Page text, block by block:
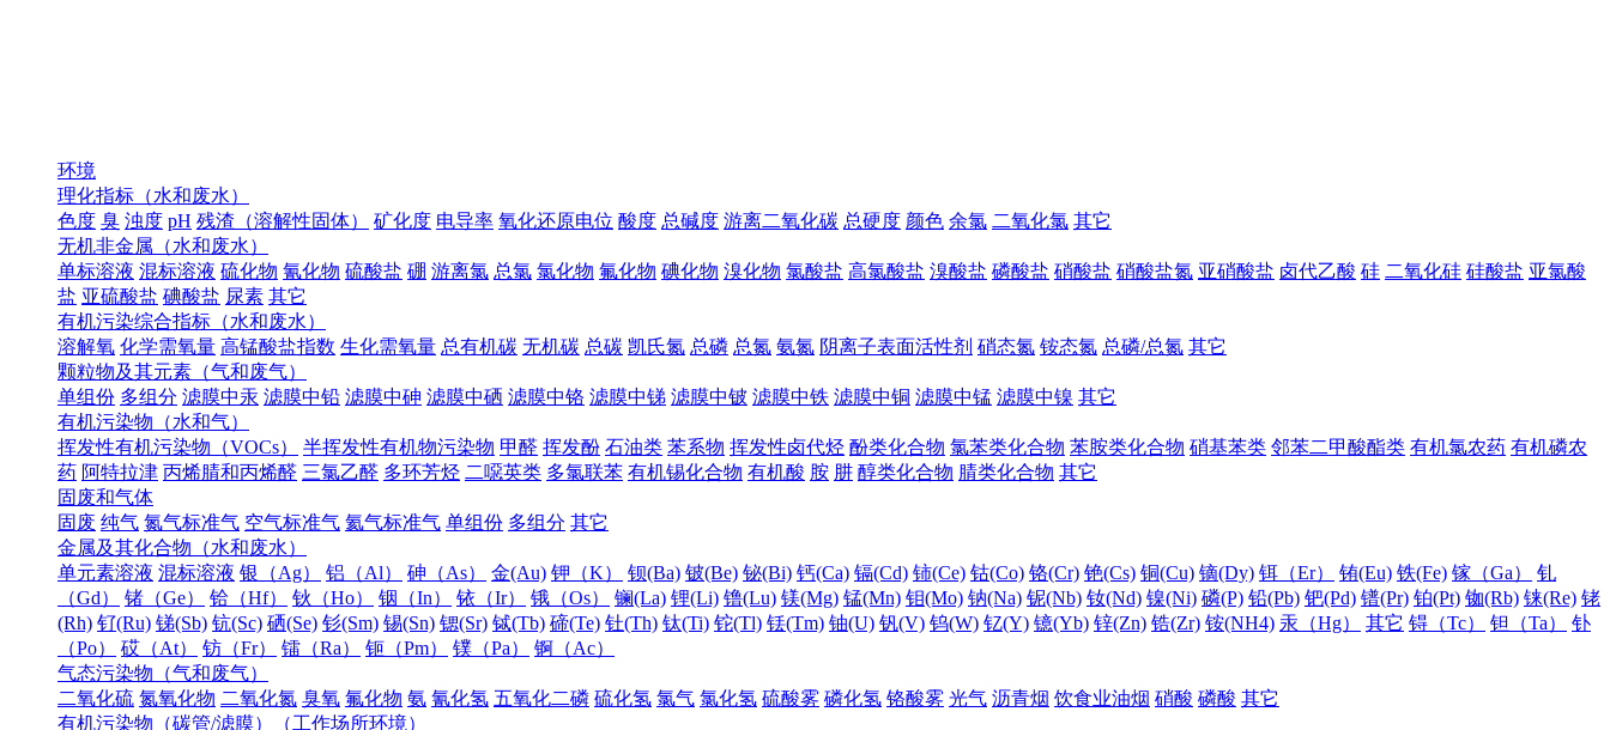
环境
理化指标（水和废水）
色度 臭 浊度 pH 残渣（溶解性固体） 矿化度 电导率 氧化还原电位 酸度 总碱度 游离二氧化碳 总硬度 颜色 余氯 二氧化氯 其它
无机非金属（水和废水）
单标溶液 混标溶液 硫化物 氰化物 硫酸盐 硼 游离氯 总氯 氯化物 氟化物 碘化物 溴化物 氯酸盐 高氯酸盐 溴酸盐 磷酸盐 硝酸盐 硝酸盐氮 亚硝酸盐 卤代乙酸 硅 二氧化硅 硅酸盐 亚氯酸
盐 亚硫酸盐 碘酸盐 尿素 其它
有机污染综合指标（水和废水）
溶解氧 化学需氧量 高锰酸盐指数 生化需氧量 总有机碳 无机碳 总碳 凯氏氮 总磷 总氮 氨氮 阴离子表面活性剂 硝态氮 铵态氮 总磷/总氮 其它
颗粒物及其元素（气和废气）
单组份 多组分 滤膜中汞 滤膜中铅 滤膜中砷 滤膜中硒 滤膜中铬 滤膜中锑 滤膜中铍 滤膜中铁 滤膜中铜 滤膜中锰 滤膜中镍 其它
有机污染物（水和气）
挥发性有机污染物（VOCs）
半挥发性有机物污染物 甲醛 挥发酚 石油类 苯系物 挥发性卤代烃 酚类化合物 氯苯类化合物 苯胺类化合物 硝基苯类 邻苯二甲酸酯类 有机氯农药 有机磷农
药 阿特拉津 丙烯腈和丙烯醛 三氯乙醛 多环芳烃 二噁英类 多氯联苯 有机锡化合物 有机酸 胺 肼 醇类化合物 腈类化合物 其它
固废和气体
固废 纯气 氮气标准气 空气标准气 氦气标准气 单组份 多组分 其它
金属及其化合物（水和废水）
单元素溶液 混标溶液 银（Ag） 铝（Al） 砷（As） 金(Au) 钾（K） 钡(Ba) 铍(Be) 铋(Bi) 钙(Ca) 镉(Cd) 铈(Ce) 钴(Co) 铬(Cr) 铯(Cs) 铜(Cu) 镝(Dy) 铒（Er） 铕(Eu) 铁(Fe) 镓（Ga）
钆
（Gd）
锗（Ge） 铪（Hf） 钬（Ho） 铟（In） 铱（Ir） 锇（Os） 镧(La) 锂(Li) 镥(Lu) 镁(Mg) 锰(Mn) 钼(Mo) 钠(Na) 铌(Nb) 钕(Nd) 镍(Ni) 磷(P) 铅(Pb) 钯(Pd) 镨(Pr) 铂(Pt) 铷(Rb) 铼(Re) 铑
(Rh) 钌(Ru) 锑(Sb) 钪(Sc) 硒(Se) 钐(Sm) 锡(Sn) 锶(Sr) 铽(Tb) 碲(Te) 钍(Th) 钛(Ti) 铊(Tl) 铥(Tm) 铀(U) 钒(V) 钨(W) 钇(Y) 镱(Yb) 锌(Zn) 锆(Zr) 铵(NH4) 汞（Hg） 其它 锝（Tc） 钽（Ta）
钋
（Po）
砹（At） 钫（Fr） 镭（Ra） 钷（Pm） 镤（Pa）
锕（Ac）
气态污染物（气和废气）
二氧化硫 氮氧化物 二氧化氮 臭氧 氟化物 氨 氰化氢 五氧化二磷 硫化氢 氯气 氯化氢 硫酸雾 磷化氢 铬酸雾 光气 沥青烟 饮食业油烟 硝酸 磷酸 其它
有机污染物（碳管/滤膜）（工作场所环境）